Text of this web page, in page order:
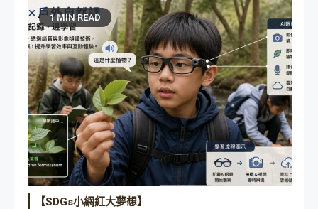
1 MIN READ
【SDGs小網紅大夢想】